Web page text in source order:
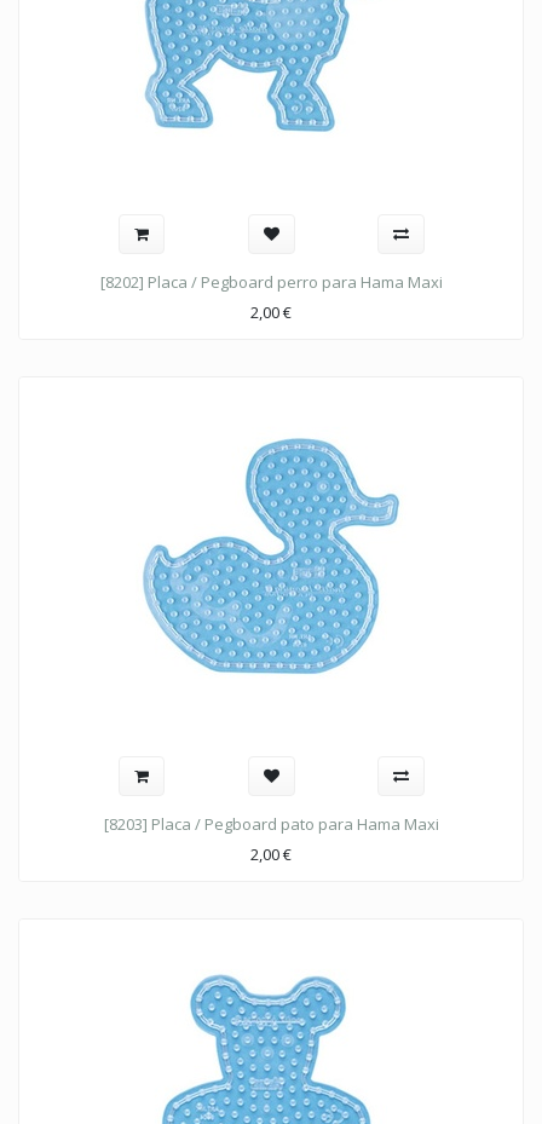
[8202] Placa / Pegboard perro para Hama Maxi
2,00€
[8203] Placa / Pegboard pato para Hama Maxi
2,00€